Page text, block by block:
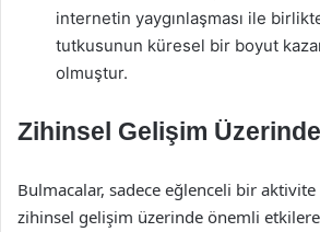
internetin yaygınlaşması ile
tutkusunun küresel bir boyut
olmuştur.
Zihinsel Gelişim
Bulmacalar, sadece eğlenceli bir
zihinsel gelişim üzerinde önemli